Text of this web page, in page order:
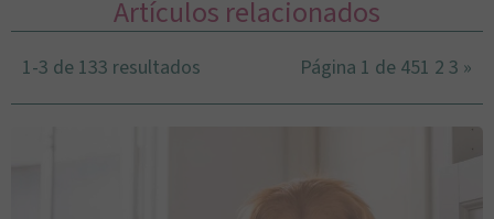
Artículos relacionados
1-3 de 133 resultados Página 1 de 451 2 3 »